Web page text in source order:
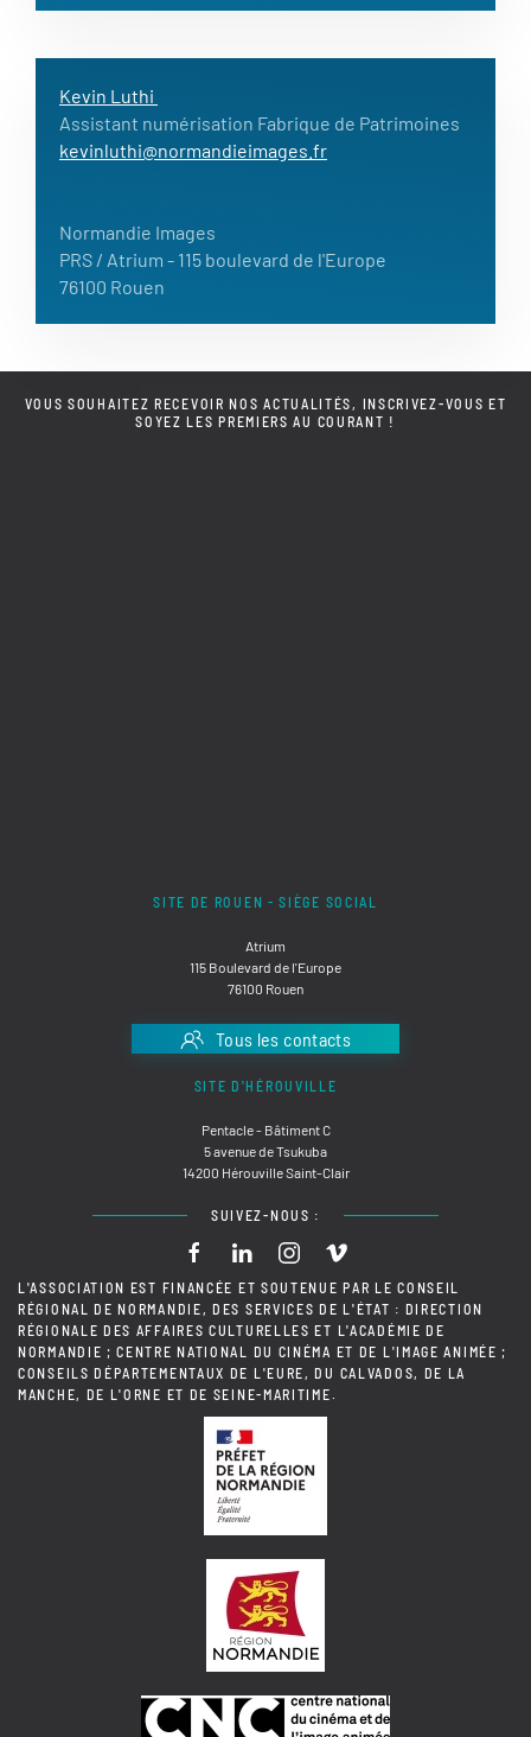
Kevin Luthi
Assistant numérisation Fabrique de Patrimoines
kevinluthi@normandieimages.fr
Normandie Images
PRS / Atrium - 115 boulevard de l'Europe
76100 Rouen
VOUS SOUHAITEZ RECEVOIR NOS ACTUALITÉS, INSCRIVEZ-VOUS ET
SOYEZ LES PREMIERS AU COURANT !
SITE DE ROUEN - SIÈGE SOCIAL
Atrium
115 Boulevard de l'Europe
76100 Rouen
Tous les contacts
SITE D'HÉROUVILLE
Pentacle - Bâtiment C
5 avenue de Tsukuba
14200 Hérouville Saint-Clair
SUIVEZ-NOUS :
L'ASSOCIATION EST FINANCÉE ET SOUTENUE PAR LE CONSEIL
RÉGIONAL DE NORMANDIE, DES SERVICES DE L'ÉTAT : DIRECTION
RÉGIONALE DES AFFAIRES CULTURELLES ET L'ACADÉMIE DE
NORMANDIE ; CENTRE NATIONAL DU CINÉMA ET DE L'IMAGE ANIMÉE ;
CONSEILS DÉPARTEMENTAUX DE L'EURE, DU CALVADOS, DE LA
MANCHE, DE L'ORNE ET DE SEINE-MARITIME.